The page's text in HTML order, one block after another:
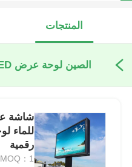
المنتجات
الصين لوحة عرض LED للخارج
رقمية
MOQ：1